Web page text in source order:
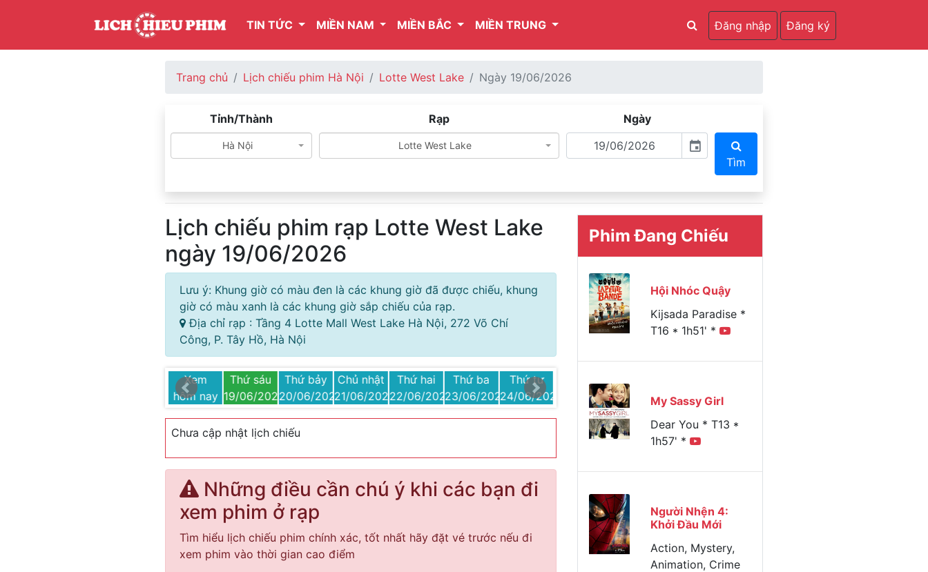
TIN TỨC MIỀN NAM MIỀN BẮC MIỀN TRUNG Đăng nhập Đăng ký
Trang chủ Lịch chiếu phim Hà Nội Lotte West Lake Ngày 19/06/2026
Tỉnh/Thành
Hà Nội
Rạp
Lotte West Lake
Ngày
event
Tìm
Lịch chiếu phim rạp Lotte West Lake
ngày 19/06/2026
Lưu ý: Khung giờ có màu đen là các khung giờ đã được chiếu, khung
giờ có màu xanh là các khung giờ sắp chiếu của rạp.
Địa chỉ rạp : Tầng 4 Lotte Mall West Lake Hà Nội, 272 Võ Chí
Công, P. Tây Hồ, Hà Nội
25/06/2026
Xem
hôm nay
Thứ sáu
19/06/2026
Thứ bảy
20/06/2026
Chủ nhật
21/06/2026
Thứ hai
22/06/2026
Thứ ba
23/06/2026
Thứ tư
24/06/2026 25/06/2026hôm nay 19/06/202620/06/2026
Chưa cập nhật lịch chiếu
Những điều cần chú ý khi các bạn đi
xem phim ở rạp
Tìm hiểu lịch chiếu phim chính xác, tốt nhất hãy đặt vé trước nếu đi
xem phim vào thời gian cao điểm
Phim Đang Chiếu
Hội Nhóc Quậy
Kijsada Paradise *
T16 * 1h51' *
My Sassy Girl
Dear You * T13 *
1h57' *
Người Nhện 4:
Khởi Đầu Mới
Action, Mystery,
Animation, Crime